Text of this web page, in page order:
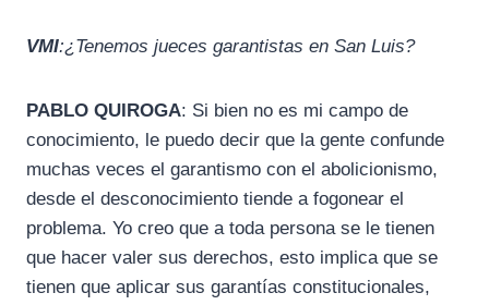
VMI:¿Tenemos jueces garantistas en San Luis?
PABLO QUIROGA: Si bien no es mi campo de
conocimiento, le puedo decir que la gente confunde
muchas veces el garantismo con el abolicionismo,
desde el desconocimiento tiende a fogonear el
problema. Yo creo que a toda persona se le tienen
que hacer valer sus derechos, esto implica que se
tienen que aplicar sus garantías constitucionales,